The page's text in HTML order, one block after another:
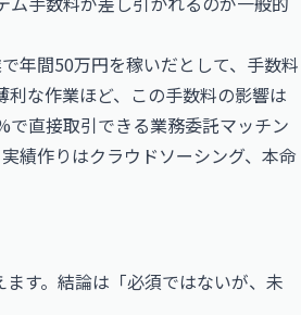
年間50万円を稼いだとして、手数料
な作業ほど、この手数料の影響は
直接取引できる業務委託マッチン
績作りはクラウドソーシング、本命
す。結論は「必須ではないが、未